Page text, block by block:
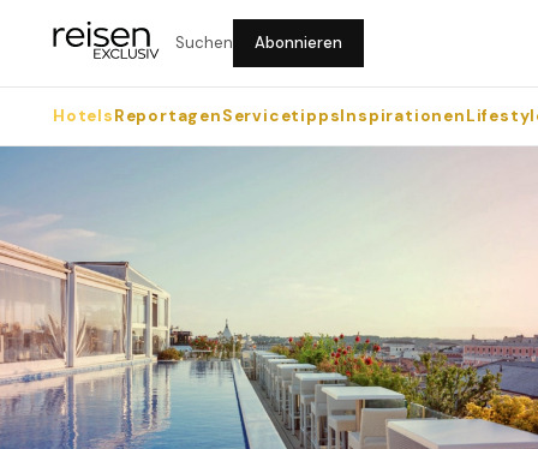
Suchen Abonnieren
HotelsReportagenServicetippsInspirationen